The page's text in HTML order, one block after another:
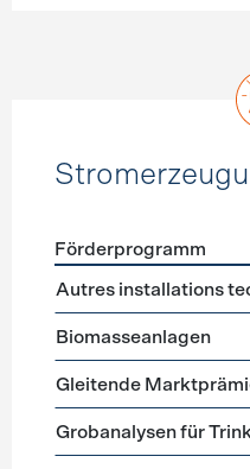
Förderprogramme
Förderprogramm
Autres installations
Biomasseanlagen
Gleitende
Grobanalysen für